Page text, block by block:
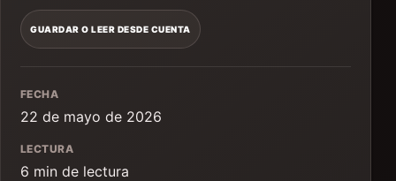
GUARDAR O LEER DESDE CUENTA
FECHA
22 de mayo de 2026
LECTURA
6 min de lectura